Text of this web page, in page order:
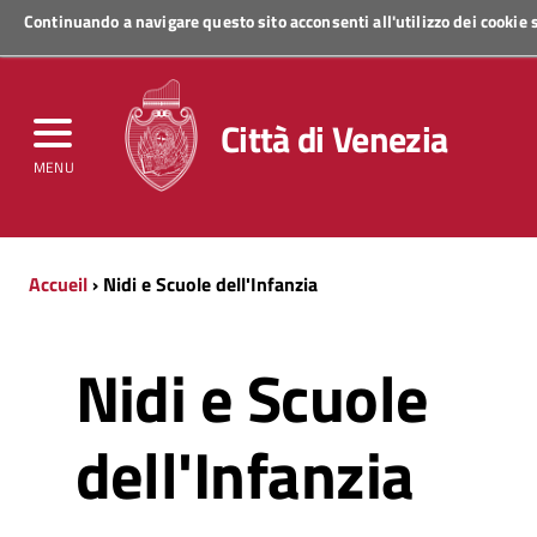
Continuando a navigare questo sito acconsenti all'utilizzo dei
MENU
Regione Veneto
Città di Venezia
Accueil› Nidi e Scuole dell'Infanzia
Nidi e Scuole
dell'Infanzia